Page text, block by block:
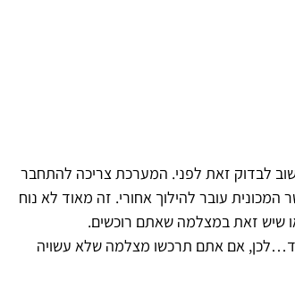
לבדוק זאת לפני. המערכת צריכה להתחבר
עובר להילוך אחורי. זה מאוד לא נוח
שיש זאת במצלמה שאתם רוכשים.
אם אתם תרכשו מצלמה שלא עשויה